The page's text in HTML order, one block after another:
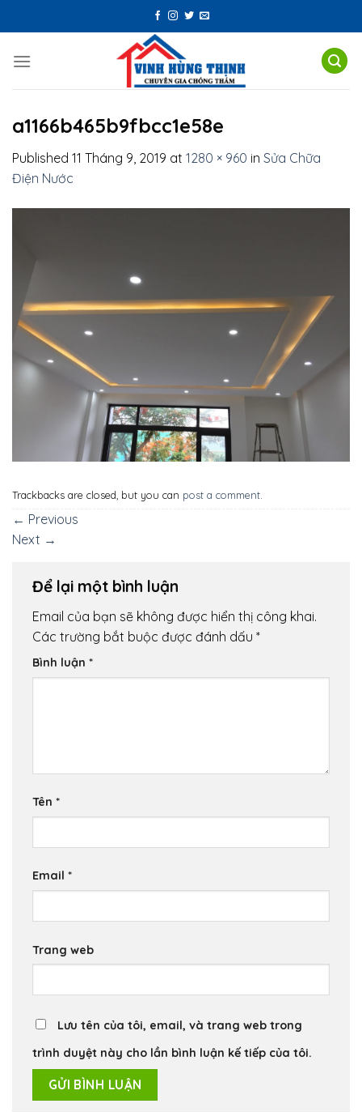
to
a1166b465b9fbcc1e58e
Published 11 Tháng 9, 2019 at 1280 × 960 in Sửa Chữa
Điện Nước
Trackbacks are closed, but you can post a comment
← Previous
Next →
Để lại một bình luận
Email của bạn sẽ không được hiển thị công khai.
Các trường bắt buộc được đánh dấu *
Bình luận *
Tên *
Email *
Trang web
Lưu tên của tôi, email, và trang web trong
trình duyệt này cho lần bình luận kế tiếp của tôi.